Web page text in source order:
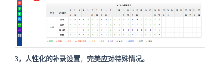
3，人性化的补录设置，完美应对特殊情况。